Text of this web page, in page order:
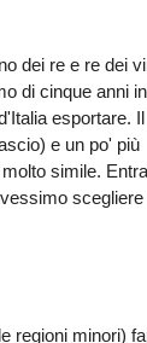
dei re e re dei
di cinque anni
esportare. Il
e un po' più
simile.
regioni minori)